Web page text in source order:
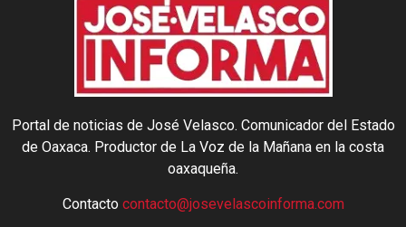
Portal de noticias de José Velasco. Comunicador del Estado
de Oaxaca. Productor de La Voz de la Mañana en la costa
oaxaqueña.
Contacto contacto@josevelascoinforma.com